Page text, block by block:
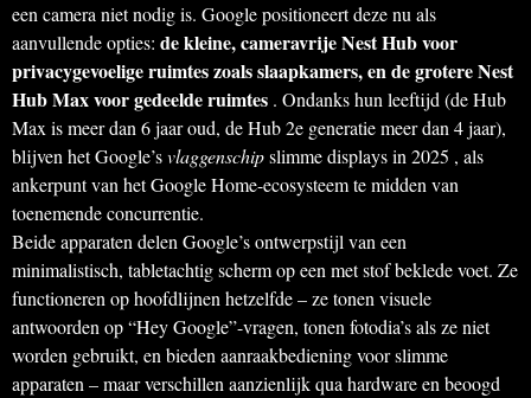
een camera niet nodig is. Google positioneert deze nu als
aanvullende opties: de kleine, cameravrije Nest Hub voor
privacygevoelige ruimtes zoals slaapkamers, en de grotere Nest
Hub Max voor gedeelde ruimtes . Ondanks hun leeftijd (de Hub
Max is meer dan 6 jaar oud, de Hub 2e generatie meer dan 4 jaar),
blijven het Google’svlaggenschipslimme displays in 2025 , als
ankerpunt van het Google Home-ecosysteem te midden van
toenemende concurrentie.
Beide apparaten delen Google’s ontwerpstijl van een
minimalistisch, tabletachtig scherm op een met stof beklede voet. Ze
functioneren op hoofdlijnen hetzelfde – ze tonen visuele
antwoorden op “Hey Google”-vragen, tonen fotodia’s als ze niet
worden gebruikt, en bieden aanraakbediening voor slimme
apparaten – maar verschillen aanzienlijk qua hardware en beoogd